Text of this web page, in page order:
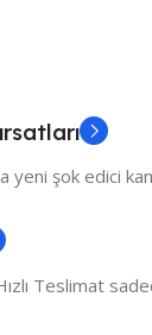
yeni şok edici
Teslimat